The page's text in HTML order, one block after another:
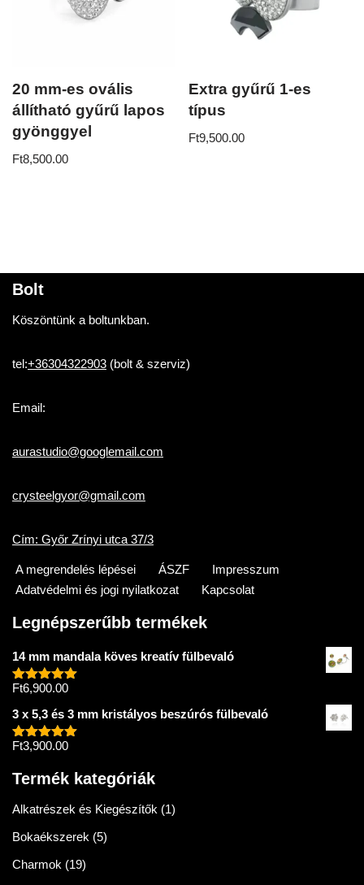
20 mm-es ovális
állítható gyűrű lapos
gyönggyel
Ft8,500.00
Extra gyűrű 1-es
típus
Ft9,500.00
Bolt
Köszöntünk a boltunkban.
tel:+36304322903 (bolt & szerviz)
Email:
aurastudio@googlemail.com
crysteelgyor@gmail.com
Cím: Győr Zrínyi utca 37/3
A megrendelés lépései ÁSZF
Impresszum
Adatvédelmi és jogi nyilatkozat
Kapcsolat
Legnépszerűbb termékek
14 mm mandala köves kreatív fülbevaló
Értékelés:
Ft6,900.00
3 x 5,3 és 3 mm kristályos beszúrós fülbevaló
Értékelés:
Ft3,900.00
Termék kategóriák
Alkatrészek és Kiegészítők (1)
Bokaékszerek (5)
Charmok (19)